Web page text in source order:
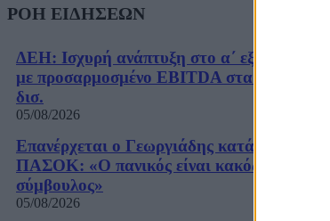
ΡΟΗ ΕΙΔΗΣΕΩΝ
ΔΕΗ: Ισχυρή ανάπτυξη στο α΄ εξάμηνο
με προσαρμοσμένο EBITDA στα €1,2
δισ.
05/08/2026
Επανέρχεται ο Γεωργιάδης κατά του
ΠΑΣΟΚ: «Ο πανικός είναι κακός
σύμβουλος»
05/08/2026